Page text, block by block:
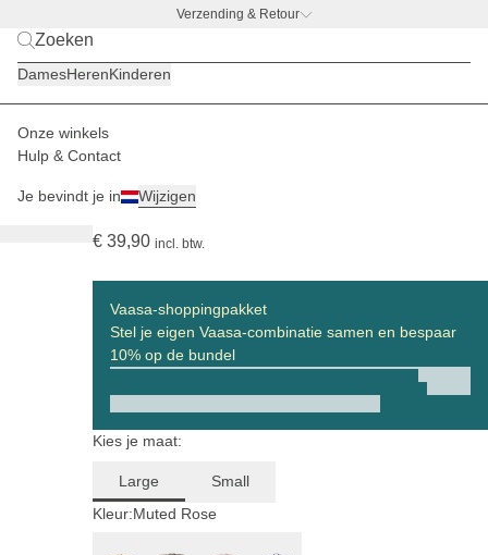
Verzending & Retour
DamesHerenKinderen
Onze winkels
Hulp & Contact
Je bevindt je in Wijzigen
Dames Boodschappenmanden
€ 39,90 incl. btw.
Vaasa-shoppingpakket
Stel je eigen Vaasa-combinatie samen en bespaar
10% op de bundel
Kies je maat:
Large
Small
Kleur:Muted Rose